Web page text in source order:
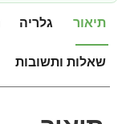
תיאור גלריה
שאלות ותשובות